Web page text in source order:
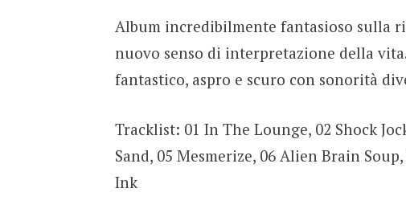
Album incredibilmente fantasioso sulla
nuovo senso di interpretazione della
fantastico, aspro e scuro con sonorità
Tracklist: 01 In The Lounge, 02 Shock
Sand, 05 Mesmerize, 06 Alien Brain
Ink